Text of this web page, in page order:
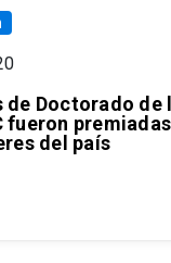
de Doctorado de
fueron
del país